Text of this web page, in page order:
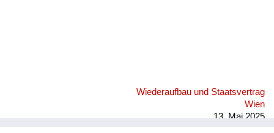
Wiederaufbau und Staatsvertrag
Wien
13. Mai 2025